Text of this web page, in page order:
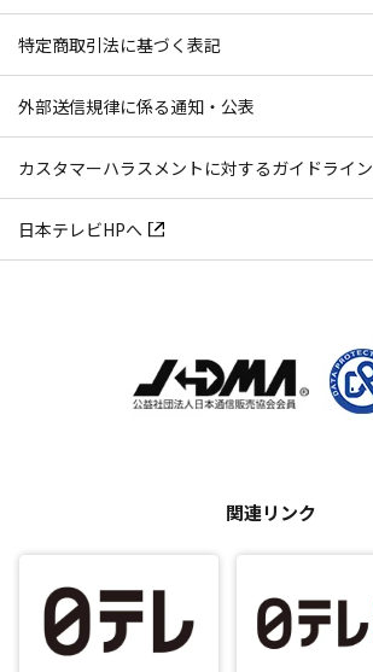
特定商取引法に基づく表記
外部送信規律に係る通知・公表
カスタマーハラスメントに対するガイドライン
日本テレビHPへ
関連リンク